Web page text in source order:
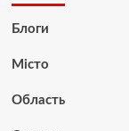
Блоги
Місто
Область